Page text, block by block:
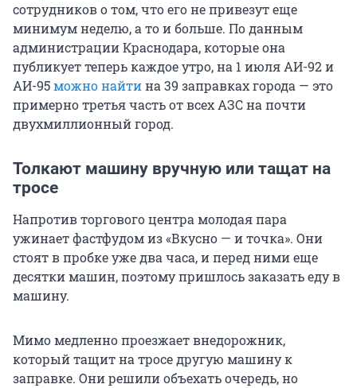
сотрудников о том, что его не привезут еще
минимум неделю, а то и больше. По данным
администрации Краснодара, которые она
публикует теперь каждое утро, на 1 июля АИ-92 и
АИ-95можно найтина 39 заправках города — это
примерно третья часть от всех АЗС на почти
двухмиллионный город.
Толкают машину вручную или тащат на
тросе
Напротив торгового центра молодая пара
ужинает фастфудом из «Вкусно — и точка». Они
стоят в пробке уже два часа, и перед ними еще
десятки машин, поэтому пришлось заказать еду в
машину.
Мимо медленно проезжает внедорожник,
который тащит на тросе другую машину к
заправке. Они решили объехать очередь, но